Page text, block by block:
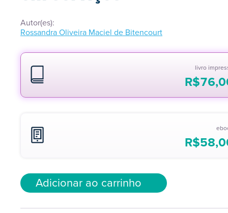
Autor(es):
Rossandra Oliveira Maciel de Bitencourt
livro
R$
R$
Adicionar ao carrinho